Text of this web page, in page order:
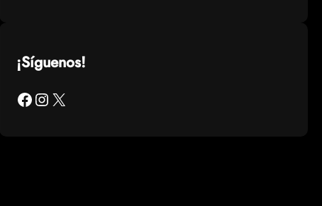
¡Síguenos!
Facebook Instagram X